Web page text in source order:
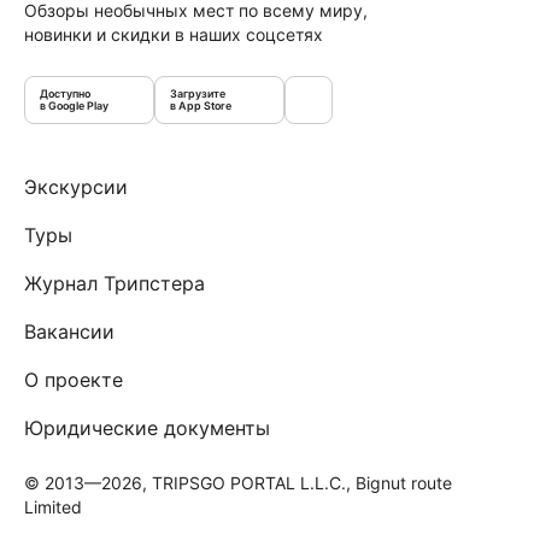
Обзоры необычных мест по всему миру,
новинки и скидки в наших соцсетях
Доступно
в Google Play
Загрузите
в App Store
Экскурсии
Туры
Журнал Трипстера
Вакансии
О проекте
Юридические документы
© 2013—2026, TRIPSGO PORTAL L.L.C., Bignut route
Limited